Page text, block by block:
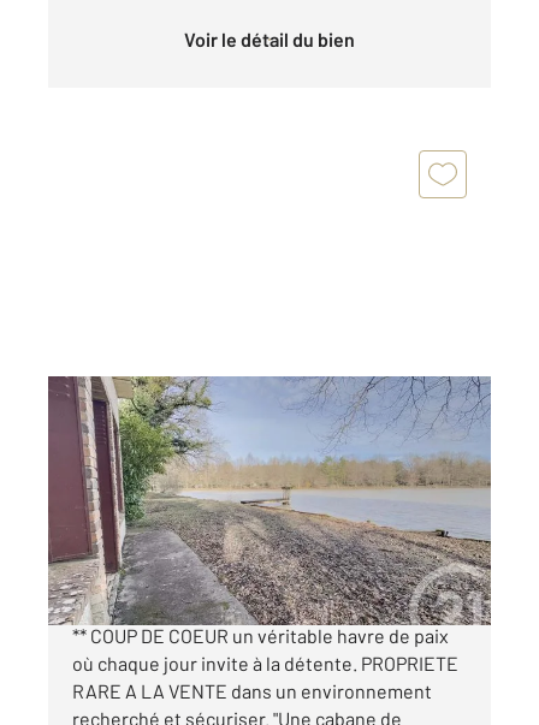
Voir le détail du bien
ARDON 45
29,01 m2, 1 pièce
Ref : 1940
Maison à vendre
65 400 €
** EXCLUSIVITE ARDON PROPRIETE DE LOISIR
** COUP DE COEUR un véritable havre de paix
où chaque jour invite à la détente. PROPRIETE
RARE A LA VENTE dans un environnement
recherché et sécuriser. "Une cabane de